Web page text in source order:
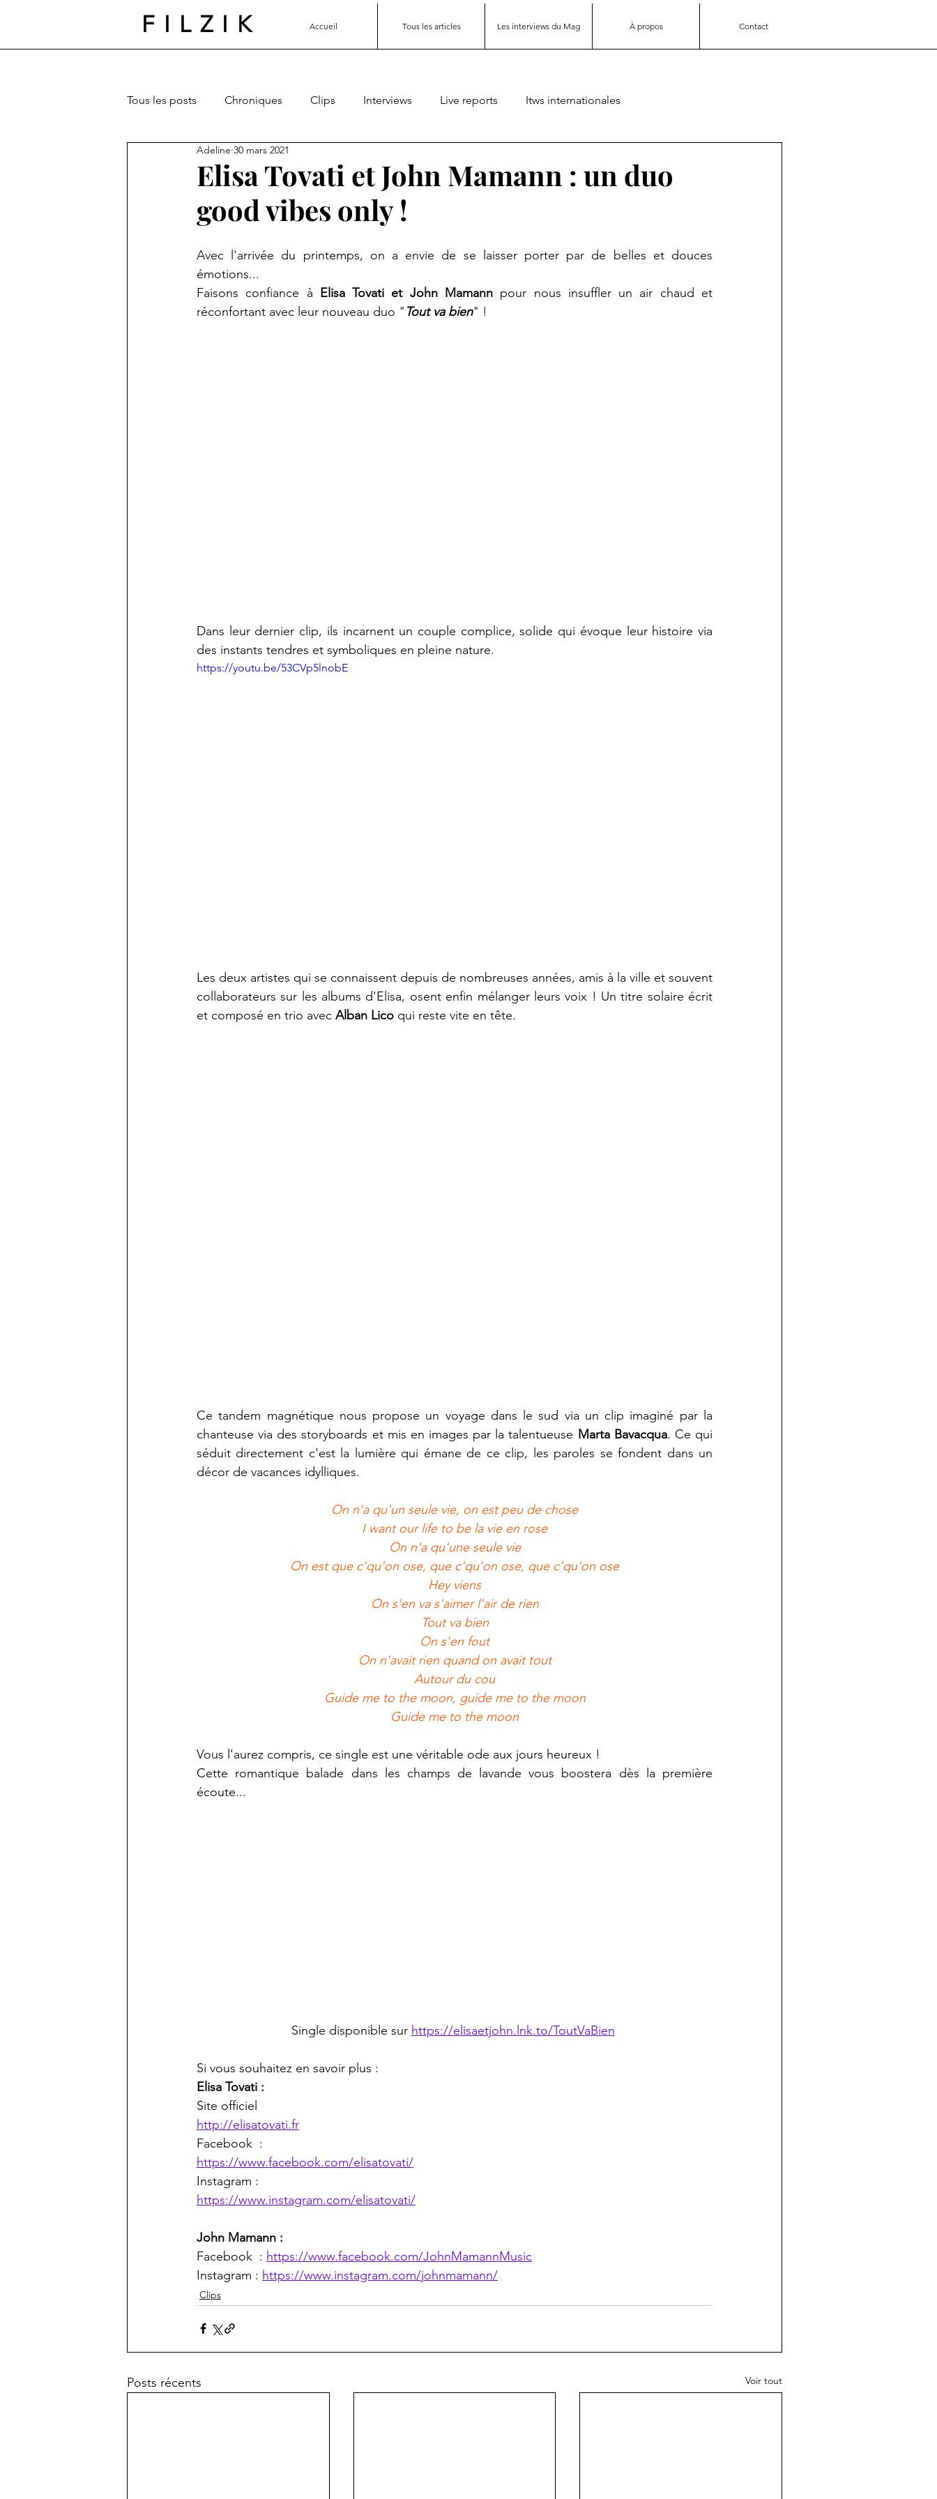
FILZIK Accueil Tous les articles Les interviews du Mag À propos Contact
Tous les posts Chroniques Clips Interviews Live reports Itws internationales
Elisa Tovati et John Mamann : un duo
good vibes only !
Adeline 30 mars 2021
Avec l'arrivée du printemps, on a envie de se laisser porter par de belles et douces
émotions...
Faisons confiance à Elisa Tovati et John Mamann pour nous insuffler un air chaud et
réconfortant avec leur nouveau duo " Tout va bien" !
Dans leur dernier clip, ils incarnent un couple complice, solide qui évoque leur histoire via
des instants tendres et symboliques en pleine nature.
https://youtu.be/53CVp5lnobE
Les deux artistes qui se connaissent depuis de nombreuses années, amis à la ville et souvent
collaborateurs sur les albums d'Elisa, osent enfin mélanger leurs voix ! Un titre solaire écrit
et composé en trio avec Alban Lico qui reste vite en tête.
Ce tandem magnétique nous propose un voyage dans le sud via un clip imaginé par la
chanteuse via des storyboards et mis en images par la talentueuse Marta Bavacqua. Ce qui
séduit directement c'est la lumière qui émane de ce clip, les paroles se fondent dans un
décor de vacances idylliques.
On n'a qu'un seule vie, on est peu de chose
I want our life to be la vie en rose
On n'a qu'une seule vie
On est que c'qu'on ose, que c'qu'on ose, que c'qu'on ose
Hey viens
On s'en va s'aimer l'air de rien
Tout va bien
On s'en fout
On n'avait rien quand on avait tout
Autour du cou
Guide me to the moon, guide me to the moon
Guide me to the moon
Vous l'aurez compris, ce single est une véritable ode aux jours heureux !
Cette romantique balade dans les champs de lavande vous boostera dès la première
écoute...
Single disponible sur https://elisaetjohn.lnk.to/ToutVaBien
Si vous souhaitez en savoir plus :
Elisa Tovati :
Site officiel
http://elisatovati.fr
Facebook  :
https://www.facebook.com/elisatovati/
Instagram :
https://www.instagram.com/elisatovati/
John Mamann :
Facebook  : https://www.facebook.com/JohnMamannMusic
Instagram : https://www.instagram.com/johnmamann/
Clips
Posts récents Voir tout